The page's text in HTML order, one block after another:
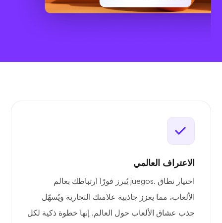
الاعتراف العالمي
اختيار نطاق .juegos يُبرز فورًا ارتباطك بعالم
الألعاب، مما يعزز جاذبية علامتك التجارية ويُسهّل
جذب عشاق الألعاب حول العالم. إنها خطوة ذكية لكل